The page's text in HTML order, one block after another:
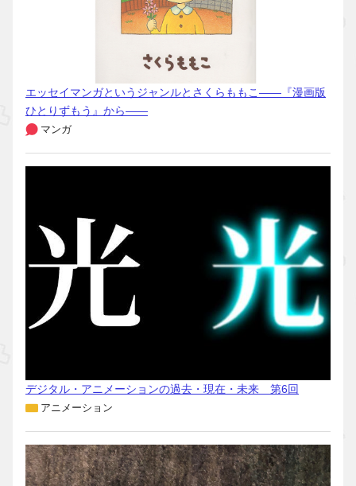
エッセイマンガというジャンルとさくらももこ――『漫画版
ひとりずもう』から――
マンガ
デジタル・アニメーションの過去・現在・未来 第6回
アニメーション